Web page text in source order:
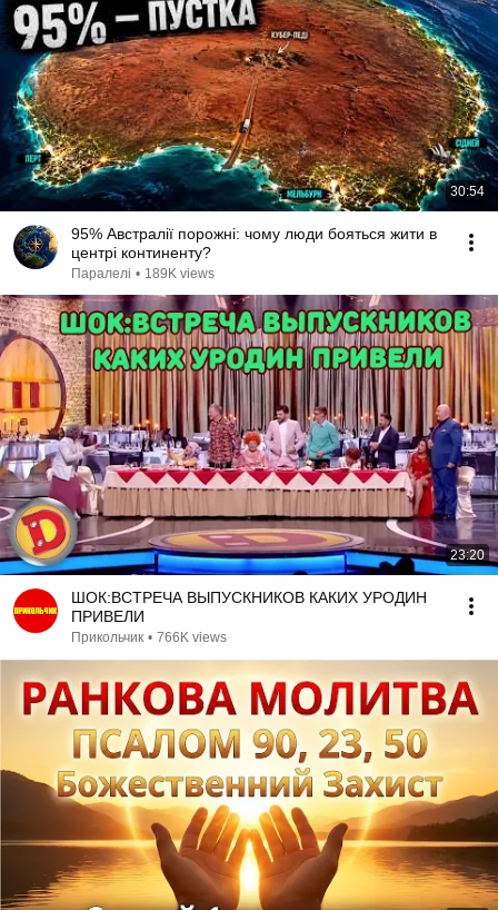
30:54
95% Австралії порожні: чому люди бояться жити в
центрі континенту?
Паралелі • 189K views
23:20
ШОК:ВСТРЕЧА ВЫПУСКНИКОВ КАКИХ УРОДИН
ПРИВЕЛИ
Прикольчик • 766K views